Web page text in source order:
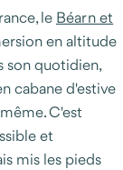
le Béarn et
en altitude
son quotidien,
cabane d'estive
C'est
et
mis les pieds